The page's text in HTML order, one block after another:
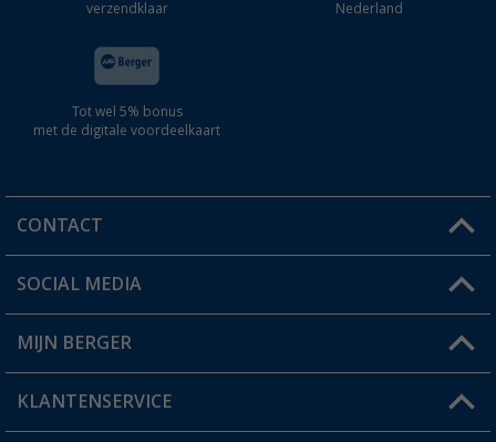
verzendklaar
Nederland
Tot wel 5% bonus
met de digitale voordeelkaart
CONTACT
Een vraag?
Winkel vinden
SOCIAL MEDIA
MIJN BERGER
Mijn account
KLANTENSERVICE